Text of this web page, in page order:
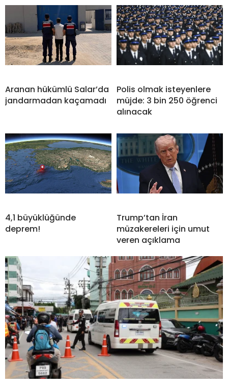
Aranan hükümlü Salar’da
jandarmadan kaçamadı
Polis olmak isteyenlere
müjde: 3 bin 250 öğrenci
alınacak
4,1 büyüklüğünde
deprem!
Trump’tan İran
müzakereleri için umut
veren açıklama